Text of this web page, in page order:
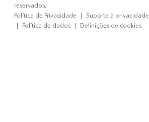
reservados.
Política de Privacidade
| Suporte à privacidade
|
Política de dados | Definições de cookies